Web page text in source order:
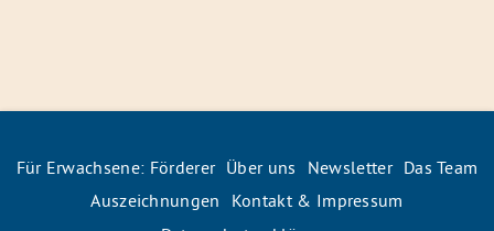
Für Erwachsene: Förderer Über uns Newsletter Das Team
Auszeichnungen
Kontakt & Impressum